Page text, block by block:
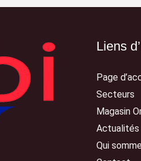
Liens
Page
Secteurs
Magasin
Actualités
Qui